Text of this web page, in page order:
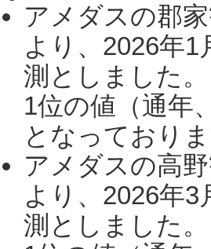
アメダスの郡
より、2026年
測としました
1位の値（通年
となっており
アメダスの高
より、2026年
測としました